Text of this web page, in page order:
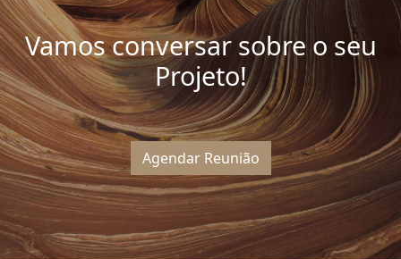
Vamos conversar sobre o seu
Projeto!
Agendar Reunião